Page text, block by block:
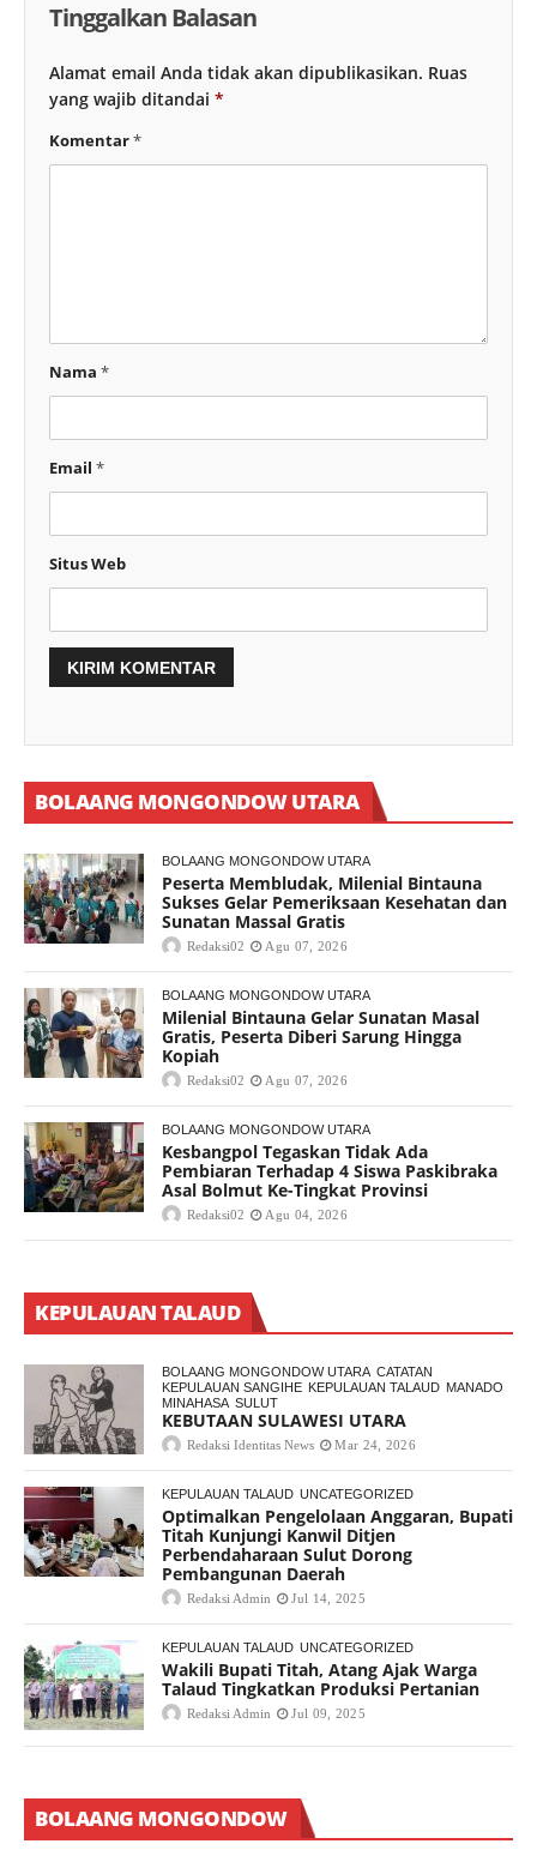
Tinggalkan Balasan
Alamat email Anda tidak akan dipublikasikan. Ruas
yang wajib ditandai *
Komentar*
Nama *
Email *
Situs Web
BOLAANG MONGONDOW UTARA
BOLAANG MONGONDOW UTARA
Peserta Membludak, Milenial Bintauna
Sukses Gelar Pemeriksaan Kesehatan dan
Sunatan Massal Gratis
Redaksi02 Agu 07, 2026
BOLAANG MONGONDOW UTARA
Milenial Bintauna Gelar Sunatan Masal
Gratis, Peserta Diberi Sarung Hingga
Kopiah
Redaksi02 Agu 07, 2026
BOLAANG MONGONDOW UTARA
Kesbangpol Tegaskan Tidak Ada
Pembiaran Terhadap 4 Siswa Paskibraka
Asal Bolmut Ke-Tingkat Provinsi
Redaksi02 Agu 04, 2026
KEPULAUAN TALAUD
BOLAANG MONGONDOW UTARA CATATAN
KEPULAUAN SANGIHE KEPULAUAN TALAUD MANADO
MINAHASA SULUT
KEBUTAAN SULAWESI UTARA
Redaksi Identitas News Mar 24, 2026
KEPULAUAN TALAUD UNCATEGORIZED
Optimalkan Pengelolaan Anggaran, Bupati
Titah Kunjungi Kanwil Ditjen
Perbendaharaan Sulut Dorong
Pembangunan Daerah
Redaksi Admin Jul 14, 2025
KEPULAUAN TALAUD UNCATEGORIZED
Wakili Bupati Titah, Atang Ajak Warga
Talaud Tingkatkan Produksi Pertanian
Redaksi Admin Jul 09, 2025
BOLAANG MONGONDOW